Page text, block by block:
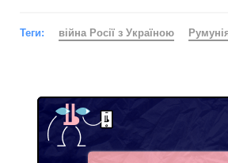
Теги: війна Росії з Україною